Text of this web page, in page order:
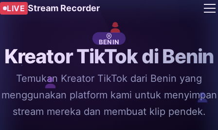
LIVE Stream Recorder
BENIN
Kreator TikTok di Benin
Temukan Kreator TikTok dari Benin yang
menggunakan platform kami untuk menyimpan
stream mereka dan membuat klip pendek.